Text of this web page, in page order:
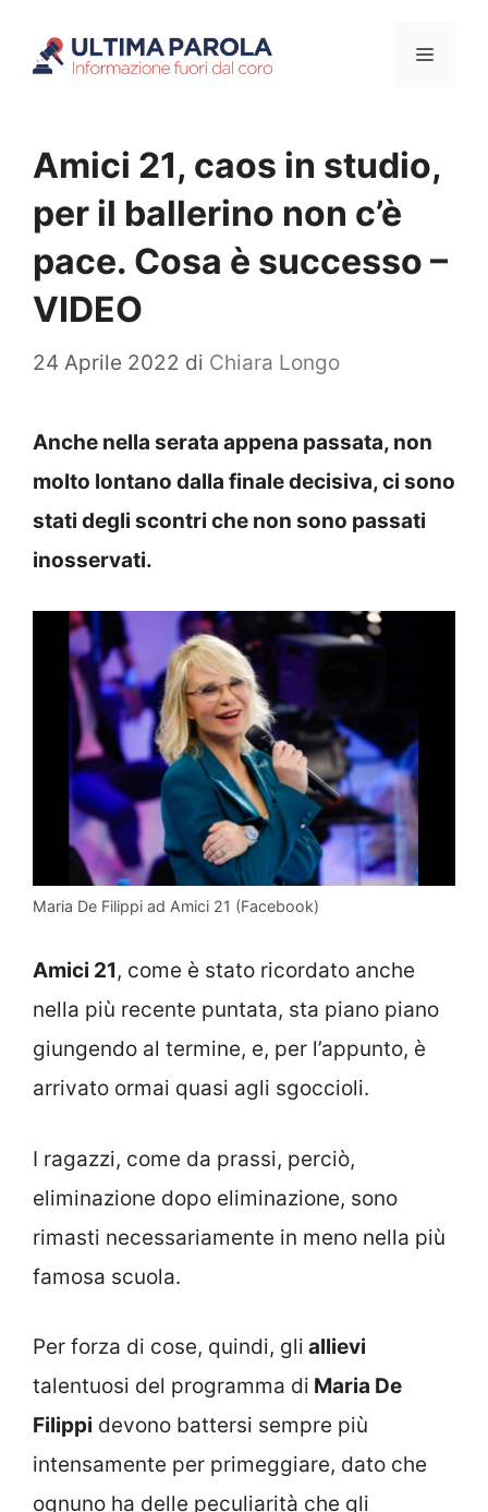
Menu
Amici 21, caos in studio,
per il ballerino non c’è
pace. Cosa è successo –
VIDEO
24 Aprile 2022 di Chiara Longo
Anche nella serata appena passata, non
molto lontano dalla finale decisiva, ci sono
stati degli scontri che non sono passati
inosservati.
Maria De Filippi ad Amici 21 (Facebook)
Amici 21, come è stato ricordato anche
nella più recente puntata, sta piano piano
giungendo al termine, e, per l’appunto, è
arrivato ormai quasi agli sgoccioli.
I ragazzi, come da prassi, perciò,
eliminazione dopo eliminazione, sono
rimasti necessariamente in meno nella più
famosa scuola.
Per forza di cose, quindi, gli allievi
talentuosi del programma di Maria De
Filippi devono battersi sempre più
intensamente per primeggiare, dato che
ognuno ha delle peculiarità che gli